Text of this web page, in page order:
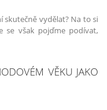
skutečně vydělat? Na to si
se však pojďme podívat,
VĚKU JAKO